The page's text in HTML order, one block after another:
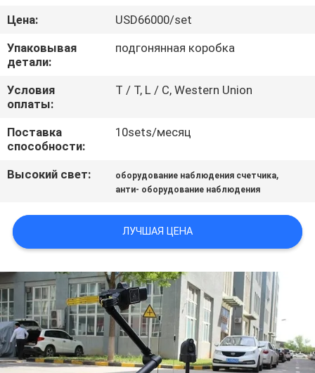
СВЯЖИТЕСЬ
МЫ
СПРОСИТЕ
ЦИТАТУ
САЙТА
PRIVACY
POLICY
Цена:
USD66000/set
Упаковывая
детали:
подгонянная коробка
Условия
оплаты:
T / T, L / C, Western Union
Поставка
способности:
10sets/месяц
Высокий свет: оборудование наблюдения счетчика,
анти- оборудование наблюдения
ЛУЧШАЯ ЦЕНА